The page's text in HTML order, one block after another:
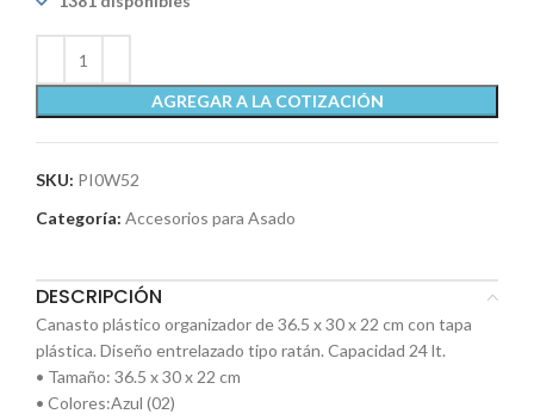
AGREGAR A LA COTIZACIÓN
SKU: PI0W52
Categoría: Accesorios para Asado
DESCRIPCIÓN
Canasto plástico organizador de 36.5 x 30 x 22 cm con tapa
plástica. Diseño entrelazado tipo ratán. Capacidad 24 lt.
• Tamaño: 36.5 x 30 x 22 cm
• Colores:Azul (02)